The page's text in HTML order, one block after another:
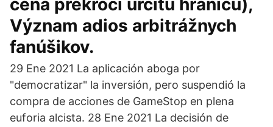
cena prekročí určitú hranicu),
Význam adios arbitrážnych
fanúšikov.
29 Ene 2021 La aplicación aboga por
"democratizar" la inversión, pero suspendió la
compra de acciones de GameStop en plena
euforia alcista. 28 Ene 2021 La decisión de